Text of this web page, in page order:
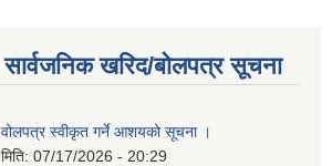
सार्वजनिक खरिद/बोलपत्र सूचना
वोलपत्र स्वीकृत गर्ने आशयको सूचना ।
मिति: 07/17/2026 - 20:29